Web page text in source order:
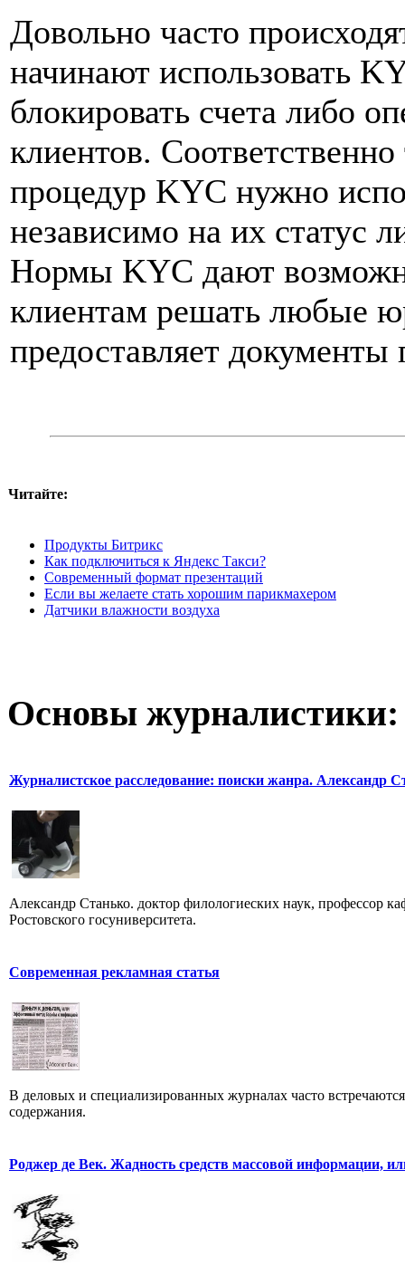
Довольно часто
начинают использовать
блокировать счета либо
клиентов.
процедур KYC нужно
независимо на их статус
Нормы KYC дают
клиентам решать любые
предоставляет
Читайте:
Продукты Битрикс
Как подключиться к Яндекс Такси?
Современный формат презентаций
Если вы желаете стать хорошим парикмахером
Датчики влажности воздуха
Основы журналистики:
Журналистское расследование: поиски жанра. Александр
Александр Станько. доктор филологиеских наук, профессор
Ростовского госуниверситета.
Современная рекламная статья
В деловых и специализированных журналах часто
содержания.
Роджер де Век. Жадность средств массовой информации,